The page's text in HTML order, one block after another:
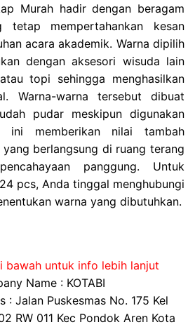
Murah hadir dengan beragam
tetap mempertahankan kesan
acara akademik. Warna dipilih
dengan aksesori wisuda lain
topi sehingga menghasilkan
Warna-warna tersebut dibuat
pudar meskipun digunakan
ini memberikan nilai tambah
berlangsung di ruang terang
panggung. Untuk
pcs, Anda tinggal menghubungi
warna yang dibutuhkan.
bawah untuk info lebih lanjut
Name : KOTABI
: Jalan Puskesmas No. 175 Kel
RW 011 Kec Pondok Aren Kota